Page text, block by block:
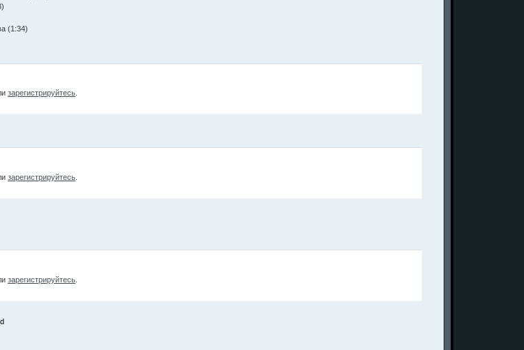
(1:34)
зарегистрируйтесь
зарегистрируйтесь
зарегистрируйтесь